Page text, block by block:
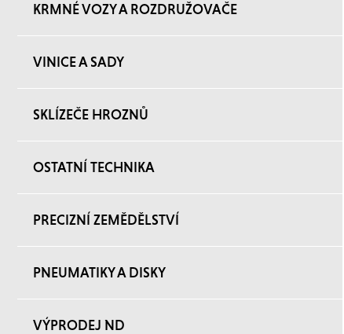
KRMNÉ VOZY A ROZDRUŽOVAČE
VINICE A SADY
SKLÍZEČE HROZNŮ
OSTATNÍ TECHNIKA
PRECIZNÍ ZEMĚDĚLSTVÍ
PNEUMATIKY A DISKY
VÝPRODEJ ND